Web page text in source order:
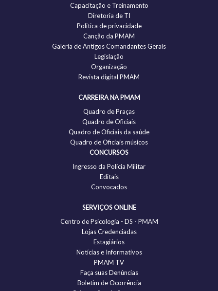
Capacitação e Treinamento
Diretoria de TI
Politica de privacidade
Canção da PMAM
Galeria de Antigos Comandantes Gerais
Legislação
Organização
Revista digital PMAM
CARREIRA NA PMAM
Quadro de Praças
Quadro de Oficiais
Quadro de Oficiais da saúde
Quadro de Oficiais músicos
CONCURSOS
Ingresso da Polícia Militar
Editais
Convocados
SERVIÇOS ONLINE
Centro de Psicologia - DS - PMAM
Lojas Credenciadas
Estagiários
Notícias e Informativos
PMAM TV
Faça suas Denúncias
Boletim de Ocorrência